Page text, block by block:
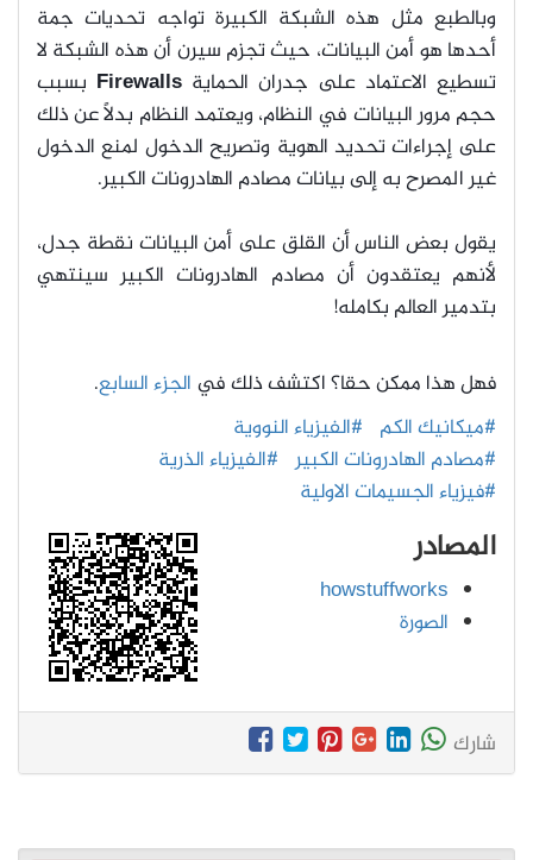
وبالطبع مثل هذه الشبكة الكبيرة تواجه تحديات جمة
أحدها هو أمن البيانات، حيث تجزم سيرن أن هذه الشبكة لا
تسطيع الاعتماد على جدران الحماية Firewalls بسبب
حجم مرور البيانات في النظام، ويعتمد النظام بدلاً عن ذلك
على إجراءات تحديد الهوية وتصريح الدخول لمنع الدخول
غير المصرح به إلى بيانات مصادم الهادرونات الكبير.
يقول بعض الناس أن القلق على أمن البيانات نقطة جدل،
لأنهم يعتقدون أن مصادم الهادرونات الكبير سينتهي
بتدمير العالم بكامله!
فهل هذا ممكن حقا؟ اكتشف ذلك في الجزء السابع.
#ميكانيك الكم #الفيزياء النووية
#مصادم الهادرونات الكبير #الفيزياء الذرية
#فيزياء الجسيمات الاولية
المصادر
howstuffworks
الصورة
شارك